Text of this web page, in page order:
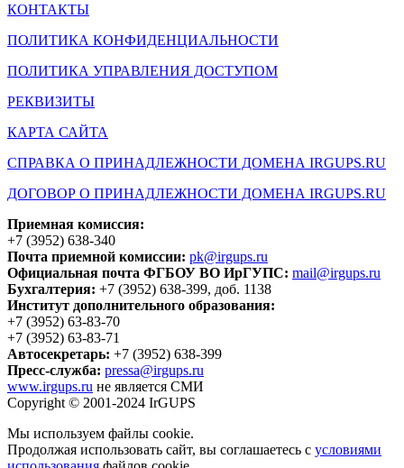
КОНТАКТЫ
ПОЛИТИКА КОНФИДЕНЦИАЛЬНОСТИ
ПОЛИТИКА УПРАВЛЕНИЯ ДОСТУПОМ
РЕКВИЗИТЫ
КАРТА САЙТА
СПРАВКА О ПРИНАДЛЕЖНОСТИ ДОМЕНА IRGUPS.RU
ДОГОВОР О ПРИНАДЛЕЖНОСТИ ДОМЕНА IRGUPS.RU
Приемная комиссия:
+7 (3952) 638-340
Почта приемной комиссии: pk@irgups.ru
Официальная почта ФГБОУ ВО ИрГУПС: mail@irgups.ru
Бухгалтерия: +7 (3952) 638-399, доб. 1138
Институт дополнительного образования:
+7 (3952) 63-83-70
+7 (3952) 63-83-71
Автосекретарь: +7 (3952) 638-399
Пресс-служба: pressa@irgups.ru
www.irgups.ru не является СМИ
Copyright © 2001-2024 IrGUPS
Мы используем файлы cookie.
Продолжая использовать сайт, вы соглашаетесь с условиями